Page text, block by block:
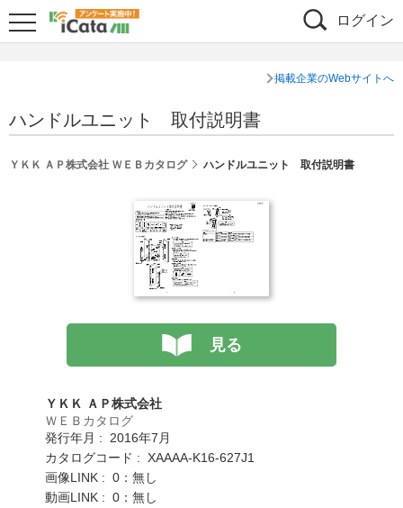
ログイン
掲載企業のWebサイトへ
ハンドルユニット 取付説明書
ＹＫＫ ＡＰ株式会社 ＷＥＢカタログ ハンドルユニット 取付説明書
見る
ＹＫＫ ＡＰ株式会社
ＷＥＢカタログ
発行年月 : 2016年7月
カタログコード : XAAAA-K16-627J1
画像LINK : 0：無し
動画LINK : 0：無し